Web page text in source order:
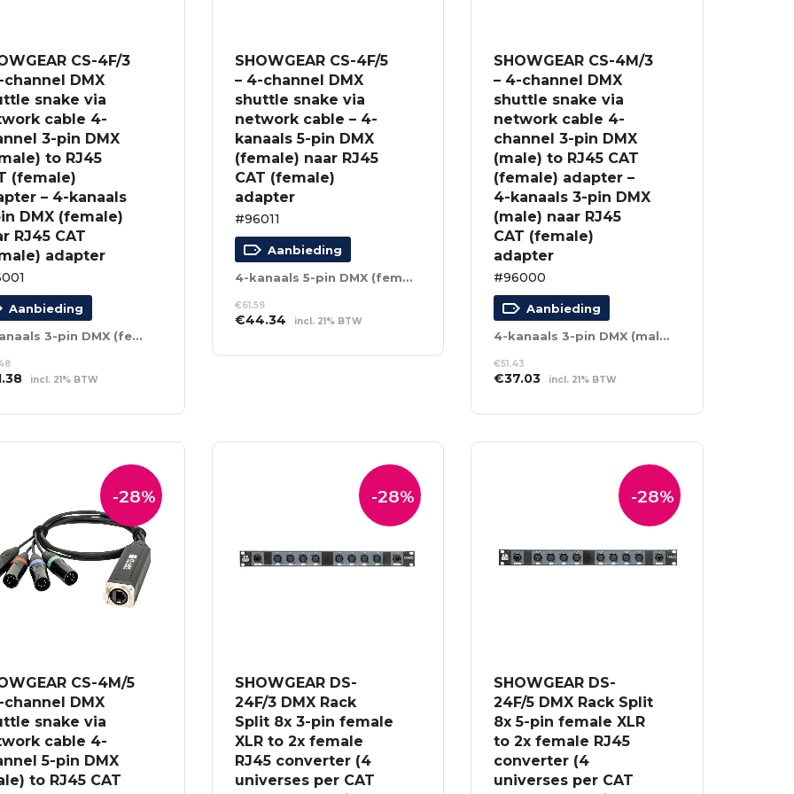
CS-4F/3
channel DMX
snake via
cable 4-
3-pin DMX
to RJ45
(female)
– 4-kanaals
DMX (female)
RJ45 CAT
adapter
Aanbieding
4-kanaals 3-pin DMX (female) naar RJ45 CAT (female) adapter
Huidige
is:
incl. 21% BTW
SHOWGEAR CS-4F/5
– 4-channel DMX
shuttle snake via
network cable – 4-
kanaals 5-pin DMX
(female) naar RJ45
CAT (female)
adapter
#96011
Aanbieding
4-kanaals 5-pin DMX (female) naar RJ45 CAT (female) adapter
€61.59
Oorspronkelijke
was:
€44.34Huidige
is:
incl. 21% BTW
WINKELWAGEN
SHOWGEAR CS-4M/3
– 4-channel DMX
shuttle snake via
network cable 4-
channel 3-pin DMX
(male) to RJ45 CAT
(female) adapter –
4-kanaals 3-pin DMX
(male) naar RJ45
CAT (female)
adapter
#96000
Aanbieding
4-kanaals 3-pin DMX (male) naar RJ45 CAT (female) adapter
€51.43
Oorspronkelijke
was:
€37.03Huidige
is:
incl. 21% BTW
WINKELWAGEN
-28%
CS-4M/5
channel DMX
snake via
cable 4-
5-pin DMX
to RJ45 CAT
-28%
SHOWGEAR DS-
24F/3 DMX Rack
Split 8x 3-pin female
XLR to 2x female
RJ45 converter (4
universes per CAT
-28%
SHOWGEAR DS-
24F/5 DMX Rack Split
8x 5-pin female XLR
to 2x female RJ45
converter (4
universes per CAT